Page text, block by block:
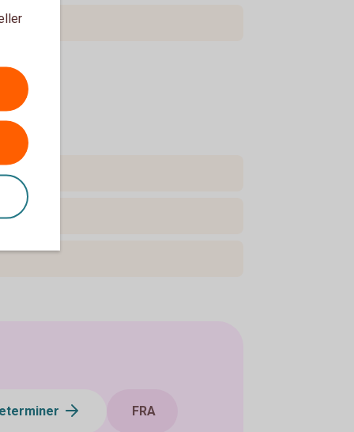
FRA